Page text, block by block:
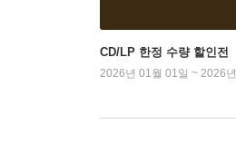
CD/LP 한정 수량 할인전
2026년 01월 01일 ~ 2026